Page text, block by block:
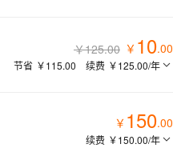
￥125.00 ￥ 10.00
节省 ￥115.00 续费 ￥125.00/年
￥ 150.00
续费 ￥150.00/年